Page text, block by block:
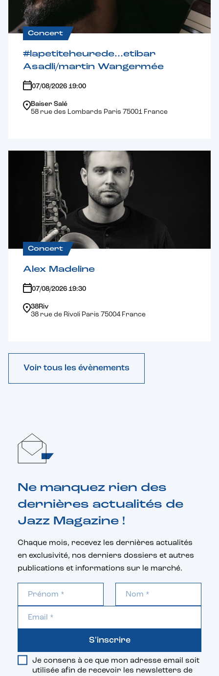
Concert
#lapetiteheurede…etibar
Asadli/martin Wangermée
07/08/2026 19:00
Baiser Salé
58 rue des Lombards Paris 75001 France
Concert
Alex Madeline
07/08/2026 19:30
38Riv
38 rue de Rivoli Paris 75004 France
Voir tous les évènements
Ne manquez rien des
dernières actualités de
Jazz Magazine !
Chaque mois, recevez les dernières actualités
en exclusivité, nos derniers dossiers et autres
publications et informations sur le marché.
Je consens à ce que mon adresse email soit
utilisée afin de recevoir les newsletters de
S'inscrire